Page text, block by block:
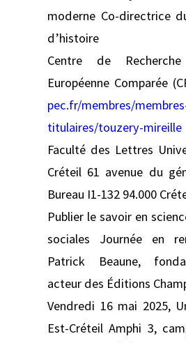
moderne Co-directrice
d’histoire
Centre de
Européenne Comparée
pec.fr/membres/
titulaires/touzery-mireille
Faculté des Lettres
Créteil 61 avenue du
Bureau I1-132 94.000
Publier le savoir en
sociales Journée en
Patrick Beaune,
acteur des Éditions
Vendredi 16 mai 2025,
Est-Créteil Amphi 3,